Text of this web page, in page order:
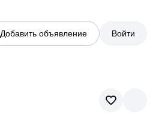
Добавить объявление Войти